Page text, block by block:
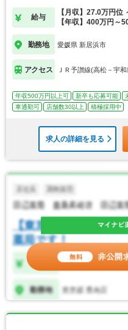
給与
【月収】27.0万円位
【年収】400万円～
勤務地 愛媛県 新居浜市
アクセス ＪＲ予讃線(高松－宇
年収500万円以上可 新卒も応募可能
車通勤可
店舗数30以上 積極採用中
求人の詳細を見る